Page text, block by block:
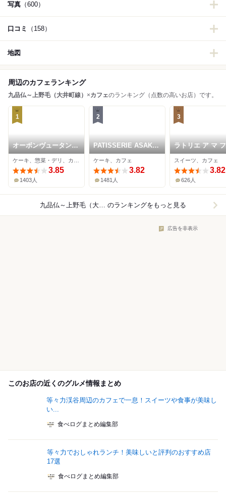
写真 （600）
口コミ （158）
地図
周辺のカフェランキング
九品仏～上野毛（大井町線） ×カフェのランキング（点数の高いお店）です。
1
オーボンヴュータン
尾山台店
3.85
1403人
2
PATISSERIE ASAKO
IWAYANAGI
ケーキ、カフェ
3.82
1481人
3
ラトリエ ア マ
ン
スイーツ、カフェ
3.82
626人
九品仏～上野毛（大井町線）×カフェ のランキングをもっと見る
広告を非表示
このお店の近くのグルメ情報まとめ
等々力渓谷周辺のカフェで一息！スイーツや食事が美味し
い...
食べログまとめ編集部
等々力でおしゃれランチ！美味しいと評判のおすすめ店
17選
食べログまとめ編集部